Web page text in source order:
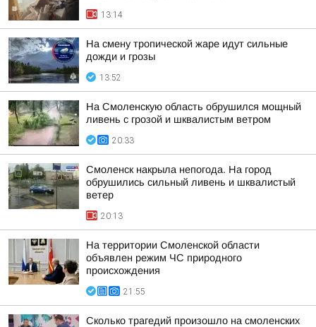
13:14
На смену тропической жаре идут сильные
дожди и грозы
13:52
На Смоленскую область обрушился мощный
ливень с грозой и шквалистым ветром
20:33
Смоленск накрыла непогода. На город
обрушились сильный ливень и шквалистый
ветер
20:13
На территории Смоленской области
объявлен режим ЧС природного
происхождения
21:55
Сколько трагедий произошло на смоленских